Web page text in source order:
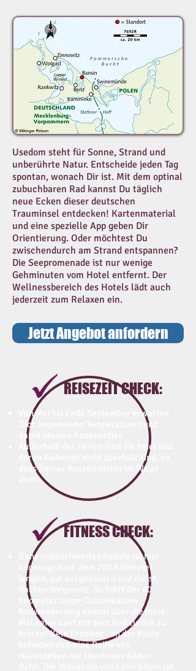
Usedom steht für Sonne, Strand und
unberührte Natur. Entscheide jeden Tag
spontan, wonach Dir ist. Mit dem optinal
zubuchbaren Rad kannst Du täglich
neue Ecken dieser deutschen
Trauminsel entdecken! Kartenmaterial
und eine spezielle App geben Dir
Orientierung. Oder möchtest Du
zwischendurch am Strand entspannen?
Die Seepromenade ist nur wenige
Gehminuten vom Hotel entfernt. Der
Wellnessbereich des Hotels lädt auch
jederzeit zum Relaxen ein.
Jetzt Angebot anfordern
REISEZEIT CHECK:
Von Mai bis Ende September erwarten
Dich angenehme Temperaturen und
damit ideales Radelwetter.
Außerhalb der Ferien sind die Insel und
deren Radwege nicht überfüllt sind, so
dass Deiner Auszeit nichts im Wege
steht.
FITNESS CHECK:
Ganz unbeschwertes Radeln ist hier
angesagt dank dem 200 Kilometer
langen, gut ausgebauten und meist
flachen Wegenetz. So führt der 40
Kilometer lange Ostseeküsten-
Radwanderweg einmal über die Insel.
Mal keine Lust mit dem Rad zurück zu
fahren? Kein Problem - an der Küste
befinden sich eine Reihe von